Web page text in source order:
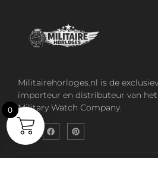
Militairehorloges.nl is de
importeur en distributeur van
Military Watch Company.
0